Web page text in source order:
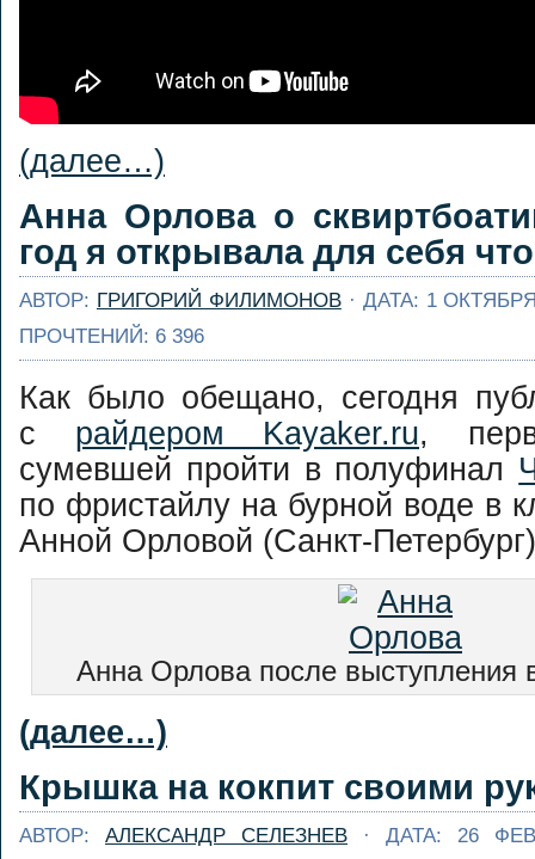
(далее…)
Анна Орлова о
год я открывала для себя
АВТОР: ГРИГОРИЙ ФИЛИМОНОВ· ДАТА: 1
ПРОЧТЕНИЙ: 6 396
Как было обещано, сегодня
с райдером Kayaker.ru,
сумевшей пройти в полуфинал
по фристайлу на бурной воде в
Анной Орловой (Санкт-
Анна Орлова после выступления
(далее…)
Крышка на кокпит своими
АВТОР: АЛЕКСАНДР СЕЛЕЗНЕВ · ДАТА: 26